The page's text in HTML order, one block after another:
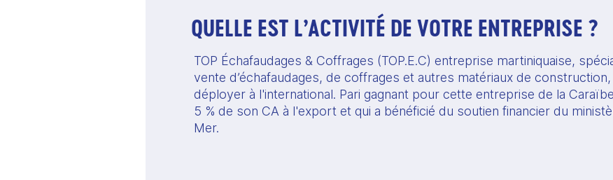
QUELLE EST L’ACTIVITÉ DE VOTRE ENTREPRISE ?
TOP Échafaudages & Coffrages (TOP.E.C) entreprise martiniquaise,
vente d’échafaudages, de coffrages et autres matériaux de construction,
déployer à l'international. Pari gagnant pour cette entreprise de la
5 % de son CA à l'export et qui a bénéficié du soutien financier du
Mer.